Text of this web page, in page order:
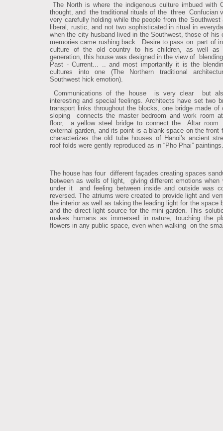
The North is where the indigenous culture imbued with
thought, and the traditional rituals of the three Confucian
very carefully holding while the people from the Southwest
liberal, rustic, and not two sophisticated in ritual in
when the city husband lived in the Southwest, those of his
memories came rushing back. Desire to pass on part of
culture of the old country to his children, as well as
generation, this house was designed in the view of
Past - Current... .. and most importantly it is the
cultures into one (The Northern traditional
Southwest hick emotion).
Communications of the house is very clear but
interesting and special feelings. Architects have set two
transport links throughout the blocks, one bridge made of
sloping connects the master bedroom and work room
floor, a yellow steel bridge to connect the Altar room
external garden, and its point is a blank space on the front
characterizes the old tube houses of Hanoi's ancient
roof folds were gently reproduced as in “Pho Phai” paintings.
The house has four different façades creating spaces
between as wells of light, giving different emotions when
under it and feeling between inside and outside was
reversed. The atriums were created to provide light and
the interior as well as taking the leading light for the space
and the direct light source for the mini garden. This
makes humans as immersed in nature, touching the
flowers in any public space, even when walking on the